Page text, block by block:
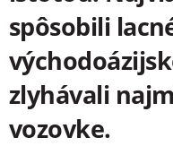
spôsobili
zlyhávali
vozovke.